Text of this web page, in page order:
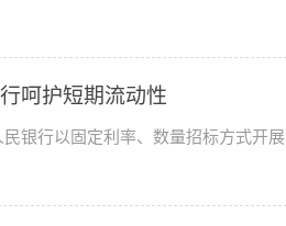
呵护短期流动性
银行以固定利率、数量招标方式开展